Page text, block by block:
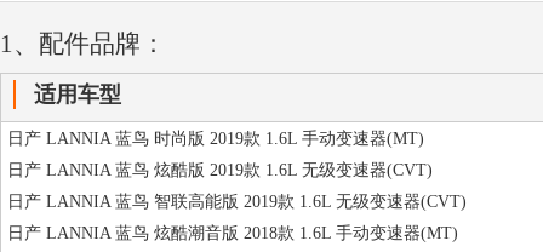
1、配件品牌：
适用车型
日产 LANNIA 蓝鸟 时尚版 2019款 1.6L 手动变速器(MT)
日产 LANNIA 蓝鸟 炫酷版 2019款 1.6L 无级变速器(CVT)
日产 LANNIA 蓝鸟 智联高能版 2019款 1.6L 无级变速器(CVT)
日产 LANNIA 蓝鸟 炫酷潮音版 2018款 1.6L 手动变速器(MT)